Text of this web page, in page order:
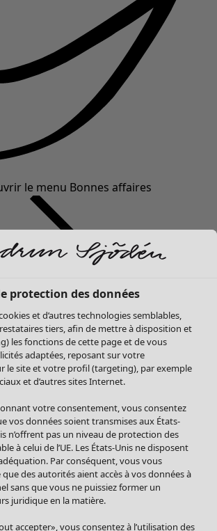
le menu Bonnes affaires
protection des données
et d’autres technologies semblables,
tiers, afin de mettre à disposition et
les fonctions de cette page et de vous
adaptées, reposant sur votre
le site et votre profil (targeting), par exemple
et d’autres sites Internet.
votre consentement, vous consentez
vos données soient transmises aux États-
n’offrent pas un niveau de protection des
à celui de l’UE. Les États-Unis ne disposent
Par conséquent, vous vous
des autorités aient accès à vos données à
sans que vous ne puissiez former un
juridique en la matière.
accepter», vous consentez à l’utilisation des